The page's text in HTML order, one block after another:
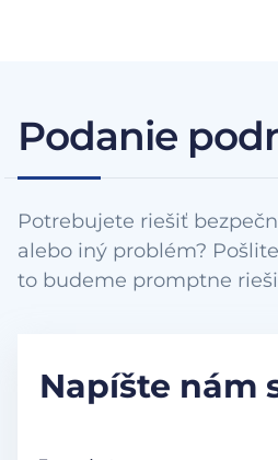
Podanie
Potrebujete riešiť
alebo iný problém?
to budeme promptne
Napíšte nám